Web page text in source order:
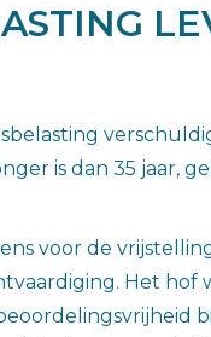
is dan 35 jaar,
voor de
Het hof